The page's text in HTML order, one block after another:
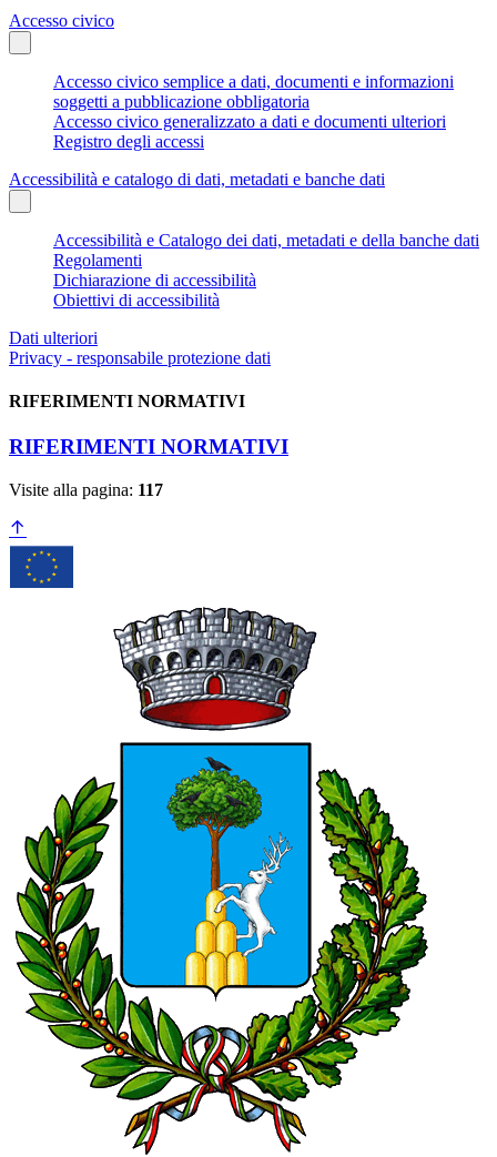
Accesso civico
Accesso civico semplice a dati, documenti e informazioni
soggetti a pubblicazione obbligatoria
Accesso civico generalizzato a dati e documenti ulteriori
Registro degli accessi
Accessibilità e catalogo di dati, metadati e banche dati
Accessibilità e Catalogo dei dati, metadati e della banche dati
Regolamenti
Dichiarazione di accessibilità
Obiettivi di accessibilità
Dati ulteriori
Privacy - responsabile protezione dati
RIFERIMENTI NORMATIVI
RIFERIMENTI NORMATIVI
Visite alla pagina: 117